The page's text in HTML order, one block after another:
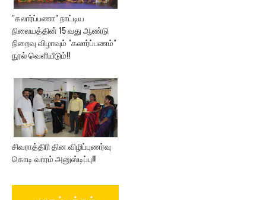
"கலார்ப்பணா" நாட்டிய
நிலையத்தின் 15 வது ஆண்டு
நிறைவு விழாவும் "கலார்ப்பணம்"
நூல் வெளியீடும்!!
சிவராத்திரி தின விழிப்புணர்வு
கொடி வாரம் அனுஸ்டிப்பு!!